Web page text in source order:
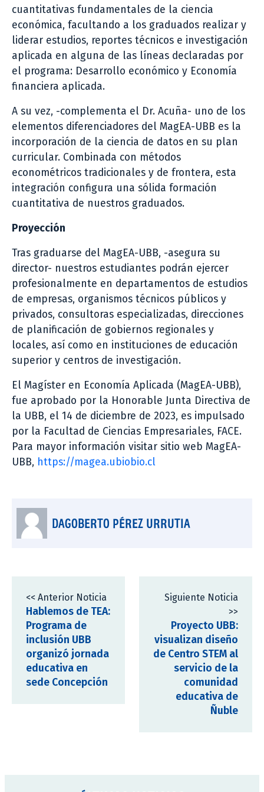
cuantitativas fundamentales de la ciencia
económica, facultando a los graduados realizar y
liderar estudios, reportes técnicos e investigación
aplicada en alguna de las líneas declaradas por
el programa: Desarrollo económico y Economía
financiera aplicada.
A su vez, -complementa el Dr. Acuña- uno de los
elementos diferenciadores del MagEA-UBB es la
incorporación de la ciencia de datos en su plan
curricular. Combinada con métodos
econométricos tradicionales y de frontera, esta
integración configura una sólida formación
cuantitativa de nuestros graduados.
Proyección
Tras graduarse del MagEA-UBB, -asegura su
director- nuestros estudiantes podrán ejercer
profesionalmente en departamentos de estudios
de empresas, organismos técnicos públicos y
privados, consultoras especializadas, direcciones
de planificación de gobiernos regionales y
locales, así como en instituciones de educación
superior y centros de investigación.
El Magíster en Economía Aplicada (MagEA-UBB),
fue aprobado por la Honorable Junta Directiva de
la UBB, el 14 de diciembre de 2023, es impulsado
por la Facultad de Ciencias Empresariales, FACE.
Para mayor información visitar sitio web MagEA-
UBB, https://magea.ubiobio.cl
DAGOBERTO PÉREZ URRUTIA
<< Anterior Noticia
Hablemos de TEA:
Programa de
inclusión UBB
organizó jornada
educativa en
sede Concepción
Siguiente Noticia
>>
Proyecto UBB:
visualizan diseño
de Centro STEM al
servicio de la
comunidad
educativa de
Ñuble